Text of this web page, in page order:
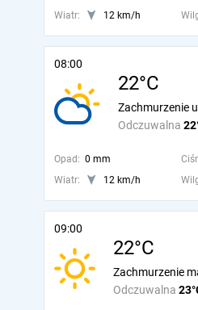
Wiatr: 12 km/h
08:00
22°C
Odczuwalna
Zachmurzenie
Opad: 0 mm
Wiatr:
12 km/h
09:00
22°C
Odczuwalna
Zachmurzenie